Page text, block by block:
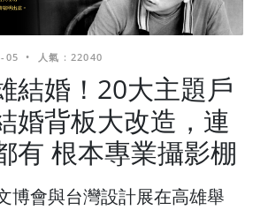
05 • 人氣 : 22040
結婚！20大主題戶
婚背板大改造，連
有 根本專業攝影棚
博會與台灣設計展在高雄舉